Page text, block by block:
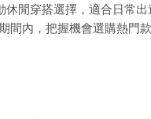
休閒穿搭選擇，適合日常
間內，把握機會選購熱門款